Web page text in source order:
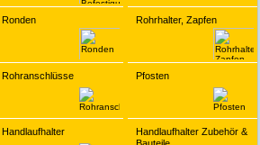
Ronden Rohrhalter, Zapfen
Rohranschlüsse Pfosten
Handlaufhalter
Handlaufhalter Zubehör &